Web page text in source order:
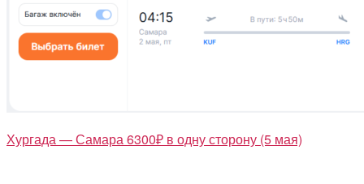
Хургада — Самара 6300₽ в одну сторону (5 мая)